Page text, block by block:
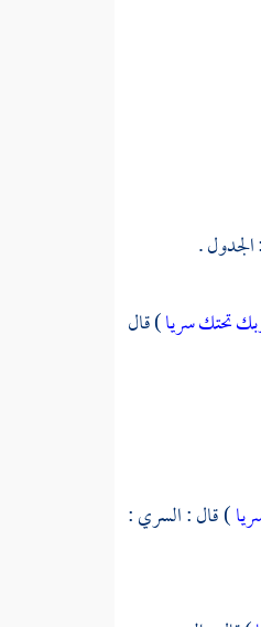
.
تحتك سريا) قال
) قال : السري :